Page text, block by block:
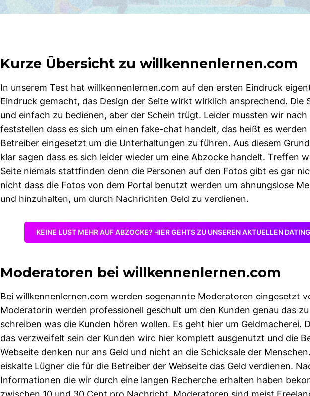
Kurze Übersicht zu willkennenlernen.com
In unserem Test hat willkennenlernen.com auf den ersten Eindruck
Eindruck gemacht, das Design der Seite wirkt wirklich ansprechend. Die
und einfach zu bedienen, aber der Schein trügt. Leider mussten wir nach
feststellen dass es sich um einen fake-chat handelt, das heißt es
Betreiber eingesetzt um die Unterhaltungen zu führen. Aus diesem
klar sagen dass es sich leider wieder um eine Abzocke handelt. Treffen
Seite niemals stattfinden denn die Personen auf den Fotos gibt es gar
nicht dass die Fotos von dem Portal benutzt werden um ahnungslose
und hinzuhalten, um durch Nachrichten Geld zu verdienen.
KEINE LUST MEHR AUF ABZOCKE? HIER GEHTS ZU UNSEREN AKTUELLEN
Moderatoren bei willkennenlernen.com
Bei willkennenlernen.com werden sogenannte Moderatoren eingesetzt
Moderatorin werden professionell geschult um den Kunden genau das
schreiben was die Kunden hören wollen. Es geht hier um Geldmacherei.
das verzweifelt sein der Kunden wird hier komplett ausgenutzt und die
Webseite denken nur ans Geld und nicht an die Schicksale der
eiskalte Lügner die für die Betreiber der Webseite das Geld verdienen.
Informationen die wir durch eine langen Recherche erhalten haben
zwischen 10 und 30 Cent pro Nachricht. Moderatoren sind meist